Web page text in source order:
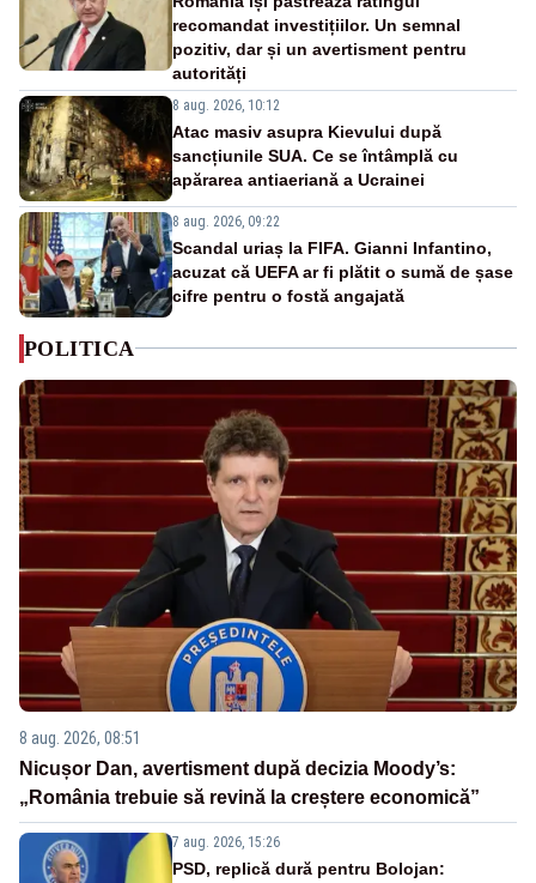
recomandat investițiilor. Un semnal
pozitiv, dar și un avertisment pentru
autorități
8 aug. 2026, 10:12
Atac masiv asupra Kievului după
sancțiunile SUA. Ce se întâmplă cu
apărarea antiaeriană a Ucrainei
8 aug. 2026, 09:22
Scandal uriaș la FIFA. Gianni Infantino,
acuzat că UEFA ar fi plătit o sumă de șase
cifre pentru o fostă angajată
POLITICA
8 aug. 2026, 08:51
Nicușor Dan, avertisment după decizia Moody’s:
„România trebuie să revină la creștere economică”
7 aug. 2026, 15:26
PSD, replică dură pentru Bolojan: